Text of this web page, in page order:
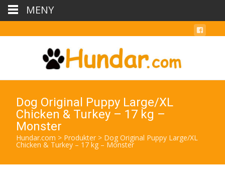
Dog Original Puppy Large/XL
Chicken & Turkey – 17 kg –
Monster
Hundar.com > Produkter > Dog Original Puppy Large/XL
Chicken & Turkey – 17 kg – Monster
MENY